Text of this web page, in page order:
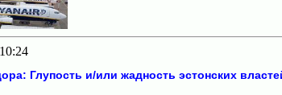
Глупость и/или жадность эстонских